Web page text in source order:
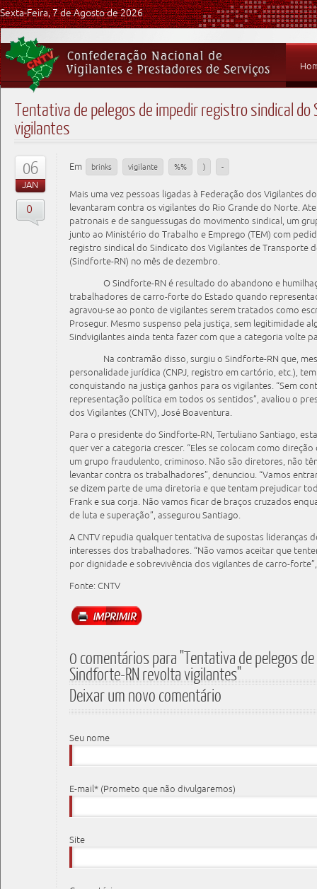
Sexta-Feira, 7 de Agosto de 2026
Tentativa de pelegos de impedir registro sindical
vigilantes
06
JAN
0
Em brinks vigilante %% ) -
Mais uma vez pessoas ligadas à Federação dos Vigilantes
levantaram contra os vigilantes do Rio Grande do Norte.
patronais e de sanguessugas do movimento sindical, um
junto ao Ministério do Trabalho e Emprego (TEM) com
registro sindical do Sindicato dos Vigilantes de Transporte
(Sindforte-RN) no mês de dezembro.
O Sindforte-RN é resultado do abandono e
trabalhadores de carro-forte do Estado quando
agravou-se ao ponto de vigilantes serem tratados como
Prosegur. Mesmo suspenso pela justiça, sem legitimidade
Sindvigilantes ainda tenta fazer com que a categoria volte
Na contramão disso, surgiu o Sindforte-RN que,
personalidade jurídica (CNPJ, registro em cartório, etc.),
conquistando na justiça ganhos para os vigilantes. “Sem
representação política em todos os sentidos”, avaliou o
dos Vigilantes (CNTV), José Boaventura.
Para o presidente do Sindforte-RN, Tertuliano Santiago,
quer ver a categoria crescer. “Eles se colocam como
um grupo fraudulento, criminoso. Não são diretores, não
levantar contra os trabalhadores”, denunciou. “Vamos
se dizem parte de uma diretoria e que tentam prejudicar
Frank e sua corja. Não vamos ficar de braços cruzados
de luta e superação”, assegurou Santiago.
A CNTV repudia qualquer tentativa de supostas lideranças
interesses dos trabalhadores. “Não vamos aceitar que
por dignidade e sobrevivência dos vigilantes de carro-
Fonte: CNTV
0 comentários para "Tentativa de pelegos
Sindforte-RN revolta vigilantes"
Deixar um novo comentário
Seu nome
E-mail* (Prometo que não divulgaremos)
Site